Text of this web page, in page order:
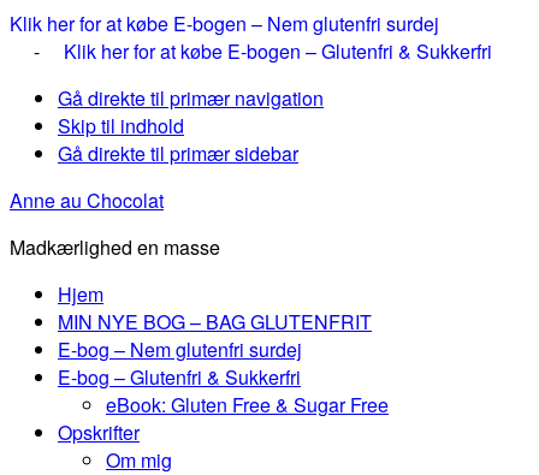
Klik her for at købe E-bogen – Nem glutenfri surdej
- Klik her for at købe E-bogen – Glutenfri & Sukkerfri
Gå direkte til primær navigation
Skip til indhold
Gå direkte til primær sidebar
Anne au Chocolat
Madkærlighed en masse
Hjem
MIN NYE BOG – BAG GLUTENFRIT
E-bog – Nem glutenfri surdej
E-bog – Glutenfri & Sukkerfri
eBook: Gluten Free & Sugar Free
Opskrifter
Om mig